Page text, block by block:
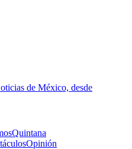
de México, desde
Quintana
Opinión